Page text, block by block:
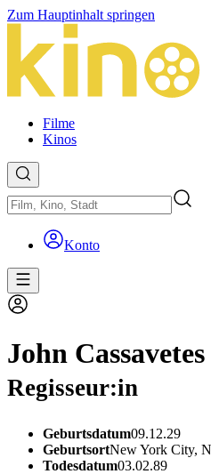
Zum Hauptinhalt springen
Filme
Kinos
Konto
John Cassavetes
Regisseur:in
Geburtsdatum09.12.29
GeburtsortNew York City,
Todesdatum03.02.89